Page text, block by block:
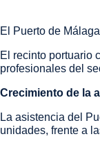
El Puerto de
El recinto portuario
profesionales del
Crecimiento de la
La asistencia del
unidades, frente a